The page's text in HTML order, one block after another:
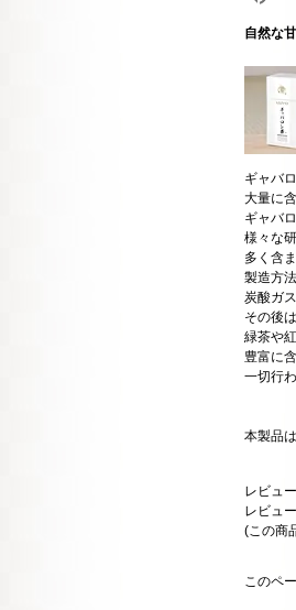
自然な
ギャバ
大量に
ギャバ
様々な
多く含
製造方
炭酸ガ
その後
緑茶や
豊富に
一切行
本製品
レビュ
レビュ
(この商
このペ